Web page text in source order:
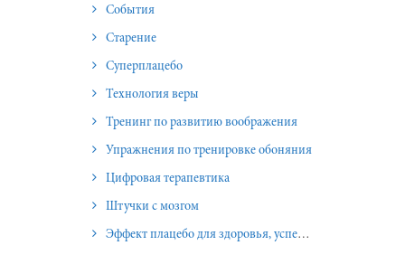
События
Старение
Суперплацебо
Технология веры
Тренинг по развитию воображения
Упражнения по тренировке обоняния
Цифровая терапевтика
Штучки с мозгом
Эффект плацебо для здоровья, успеха и отношений